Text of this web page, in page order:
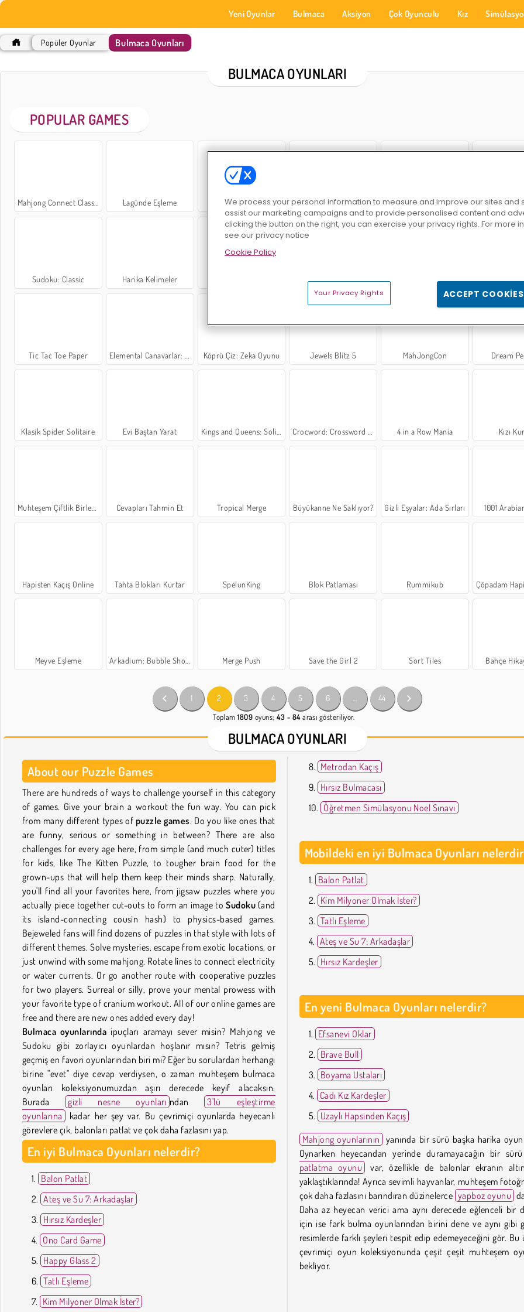
Yeni Oyunlar Bulmaca Aksiyon Çok Oyunculu Kız
Popüler Oyunlar Bulmaca Oyunları
BULMACA OYUNLARI
POPULAR GAMES
Mahjong Connect Classic Lagünde Eşleme Şeker Mahjong Mücevher Bahçesi Hikayesi Snail Bob Benim Kalem:
Sudoku: Classic Harika Kelimeler Evet Ya da Hayır Mergest Kingdom Kek Kafe:
Tic Tac Toe Paper Elemental Canavarlar: Birleştir ve Evrimleş Köprü Çiz: Zeka Oyunu Jewels Blitz 5 MahJongCon Dream
Klasik Spider Solitaire Evi Baştan Yarat Kings and Queens: Solitaire TriPeaks Crocword: Crossword Puzzle Game 4 in a Row Mania Kızı
Muhteşem Çiftlik Birleştirme Cevapları Tahmin Et Tropical Merge Büyükanne Ne Saklıyor? Gizli Eşyalar: Ada Sırları 1001
Hapisten Kaçış Online Tahta Blokları Kurtar SpelunKing Blok Patlaması Rummikub Çöpadam
Meyve Eşleme Arkadium: Bubble Shooter Merge Push Save the Girl 2 Sort Tiles Bahçe
1 2 3 4 5 6 44
Toplam1809 oyuns;43 - 84 arası gösteriliyor.
BULMACA OYUNLARI
About our Puzzle Games
There are hundreds of ways to challenge yourself in this category
of games. Give your brain a workout the fun way. You can pick
from many different types of puzzle games. Do you like ones that
are funny, serious or something in between? There are also
challenges for every age here, from simple (and much cuter) titles
for kids, like The Kitten Puzzle, to tougher brain food for the
grown-ups that will help them keep their minds sharp. Naturally,
you'll find all your favorites here, from jigsaw puzzles where you
actually piece together cut-outs to form an image toSudoku (and
its island-connecting cousin hash) to physics-based games.
Bejeweled fans will find dozens of puzzles in that style with lots of
different themes. Solve mysteries, escape from exotic locations, or
just unwind with some mahjong. Rotate lines to connect electricity
or water currents. Or go another route with cooperative puzzles
for two players. Surreal or silly, prove your mental prowess with
your favorite type of cranium workout. All of our online games are
free and there are new ones added every day!
Bulmaca oyunlarında ipuçları aramayı sever misin? Mahjong ve
Sudoku gibi zorlayıcı oyunlardan hoşlanır mısın? Tetris gelmiş
geçmiş en favori oyunlarından biri mi? Eğer bu sorulardan herhangi
birine "evet" diye cevap verdiysen, o zaman muhteşem bulmaca
oyunları koleksiyonumuzdan aşırı derecede keyif alacaksın.
Burada gizli nesne oyunları ndan 3'lü eşleştirme
oyunlarına kadar her şey var. Bu çevrimiçi oyunlarda heyecanlı
görevlere çık, balonları patlat ve çok daha fazlasını yap.
En iyi Bulmaca Oyunları nelerdir?
Balon Patlat
Ateş ve Su 7: Arkadaşlar
Hırsız Kardeşler
Ono Card Game
Happy Glass 2
Tatlı Eşleme
Kim Milyoner Olmak İster?
Metrodan Kaçış
Hırsız Bulmacası
Öğretmen Simülasyonu Noel Sınavı
Mobildeki en iyi Bulmaca Oyunları
Balon Patlat
Kim Milyoner Olmak İster?
Tatlı Eşleme
Ateş ve Su 7: Arkadaşlar
Hırsız Kardeşler
En yeni Bulmaca Oyunları nelerdir?
Efsanevi Oklar
Brave Bull
Boyama Ustaları
Cadı Kız Kardeşler
Uzaylı Hapsinden Kaçış
Mahjong oyunlarının yanında bir sürü başka harika
Oynarken heyecandan yerinde duramayacağın bir
patlatma oyunu
var, özellikle de balonlar ekranın
yaklaştıklarında! Ayrıca sevimli hayvanlar, muhteşem
çok daha fazlasını barındıran düzinelerce yapboz oyunu
Daha az heyecan verici ama aynı derecede eğlenceli bir
için ise fark bulma oyunlarından birini dene ve aynı gibi
resimlerde farklı şeyleri tespit edip edemeyeceğini gör. Bu
çevrimiçi oyun koleksiyonunda çeşit çeşit muhteşem
bekliyor.
We process your personal information to measure and improve our sites and
assist our marketing campaigns and to provide personalised content and
clicking the button on the right, you can exercise your privacy rights. For more
see our privacy notice
Cookie Policy
Your Privacy Rights ACCEPT COOKIES